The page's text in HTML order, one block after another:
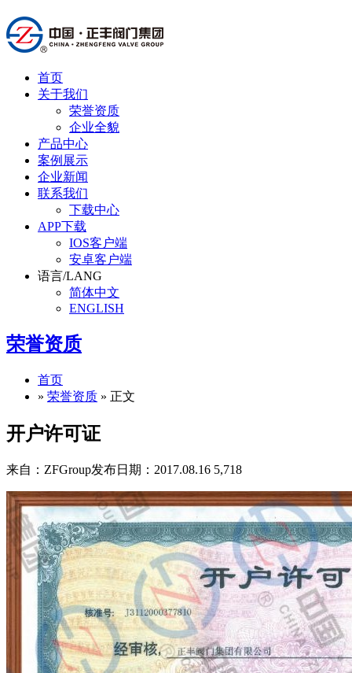
首页
关于我们
荣誉资质
企业全貌
产品中心
案例展示
企业新闻
联系我们
下载中心
APP下载
IOS客户端
安卓客户端
语言/LANG
简体中文
ENGLISH
荣誉资质
首页
» 荣誉资质 » 正文
开户许可证
来自：ZFGroup发布日期：2017.08.16 5,718